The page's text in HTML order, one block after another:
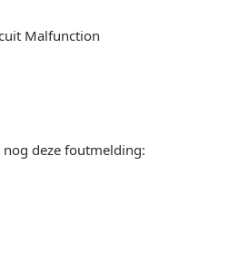
Malfunction
deze foutmelding: